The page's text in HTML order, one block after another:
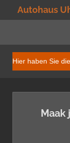
direct
de
Autohaus
Hier haben Sie
Maak